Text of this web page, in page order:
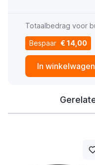
Totaalbedrag voor
Bespaar € 14,00
In winkelwagen